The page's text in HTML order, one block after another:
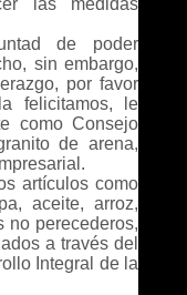
las medidas
de poder
sin embargo,
por favor
felicitamos, le
como Consejo
de arena,
artículos como
aceite, arroz,
no perecederos,
a través del
Integral de la